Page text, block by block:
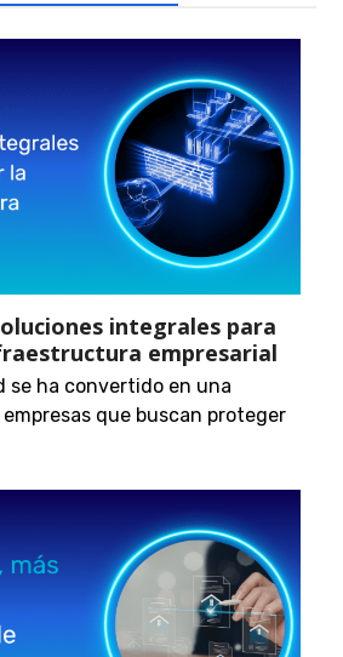
integrales para
empresarial
se ha convertido en una
que buscan proteger